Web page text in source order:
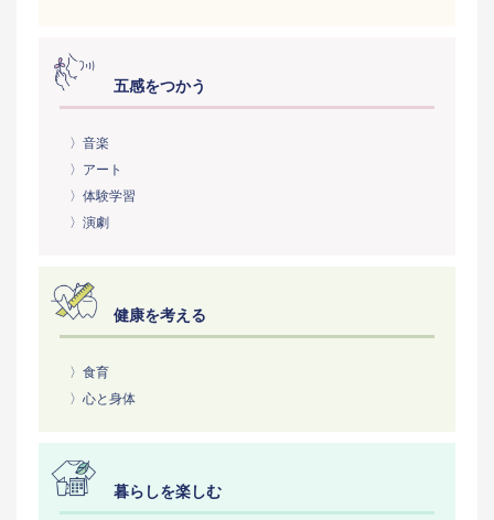
五感をつかう
〉音楽
〉アート
〉体験学習
〉演劇
健康を考える
〉食育
〉心と身体
暮らしを楽しむ